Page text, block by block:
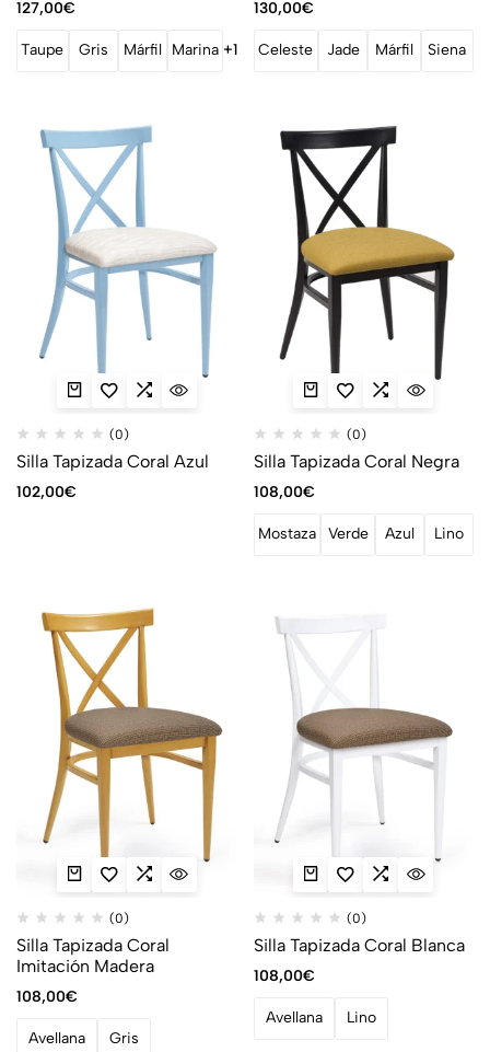
127,00€
Taupe Gris Márfil Marina +1
130,00€
Celeste Jade Márfil Siena
(0)
Silla Tapizada Coral Azul
102,00€
(0)
Silla Tapizada Coral Negra
108,00€
Mostaza Verde Azul Lino
(0)
Silla Tapizada Coral
Imitación Madera
108,00€
Avellana Gris
(0)
Silla Tapizada Coral Blanca
108,00€
Avellana Lino